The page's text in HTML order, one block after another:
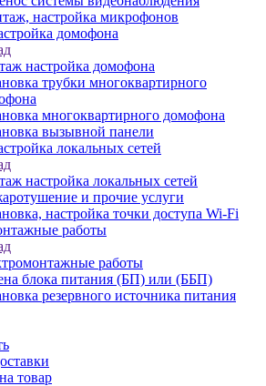
настройка микрофонов
домофона
настройка домофона
трубки многоквартирного
многоквартирного домофона
вызывной панели
локальных сетей
настройка локальных сетей
и прочие услуги
настройка точки доступа Wi-Fi
работы
работы
блока питания (БП) или (ББП)
резервного источника питания
товар